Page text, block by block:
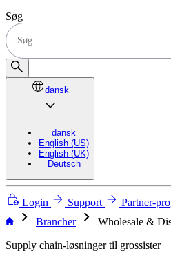
Søg
dansk
dansk
English (US)
English (UK)
Deutsch
Login Support Partner-
chevron_right Brancher chevron_right
Wholesale &
Supply chain-løsninger til grossister